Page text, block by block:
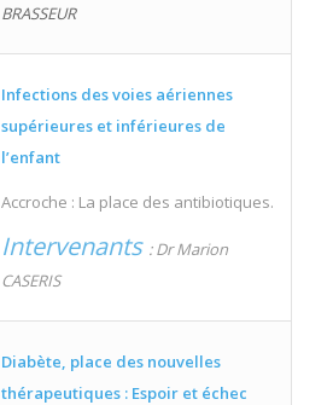
BRASSEUR
Infections des voies aériennes
supérieures et inférieures de
l’enfant
Accroche : La place des antibiotiques.
Intervenants : Dr Marion
CASERIS
Diabète, place des nouvelles
thérapeutiques : Espoir et échec